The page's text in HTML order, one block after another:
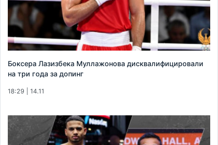
Боксера Лазизбека Муллажонова дисквалифицировали
на три года за допинг
18:29 | 14.11